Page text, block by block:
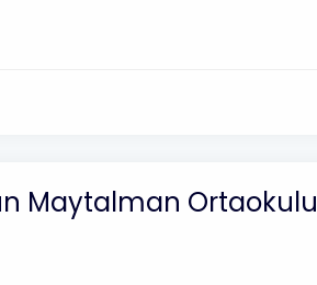
Maytalman Ortaokulu